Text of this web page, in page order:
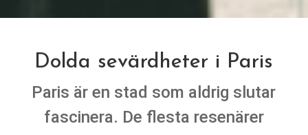
Dolda sevärdheter i Paris
Paris är en stad som aldrig slutar
fascinera. De flesta resenärer